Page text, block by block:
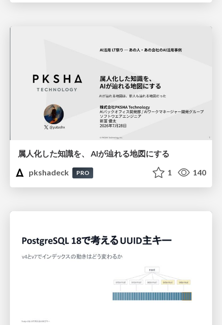
属人化した知識を、 AIが辿れる地図にする
pkshadeck
PRO 1 140